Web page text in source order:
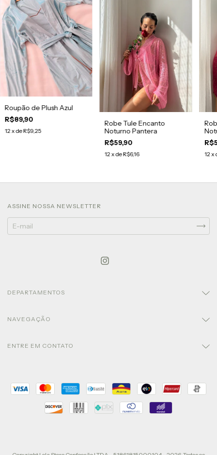
Roupão de Plush Azul
R$89,90
12 x deR$9,25
Robe Tule Encanto
Noturno Pantera
R$59,90
12 x deR$6,16 12x
ASSINE NOSSA NEWSLETTER
DEPARTAMENTOS
NAVEGAÇÃO
ENTRE EM CONTATO